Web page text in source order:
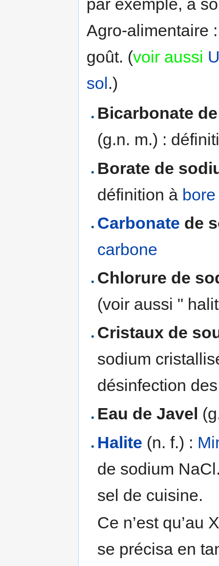
par exemple, à
Agro-alimentaire
goût. (voir aussi
sol .)
Bicarbonate
(g.n. m.) :
Borate de
définition à bore
Carbonate de
carbone
Chlorure de
(voir aussi "
Cristaux de
sodium
désinfection
Eau de Javel
Halite (n. f.) :
de sodium
sel de cuisine.
Ce n’est qu’au
se précisa en